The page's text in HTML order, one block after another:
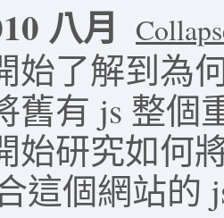
八月
始了解到為
舊有 js 整個
始研究如何
這個網站的